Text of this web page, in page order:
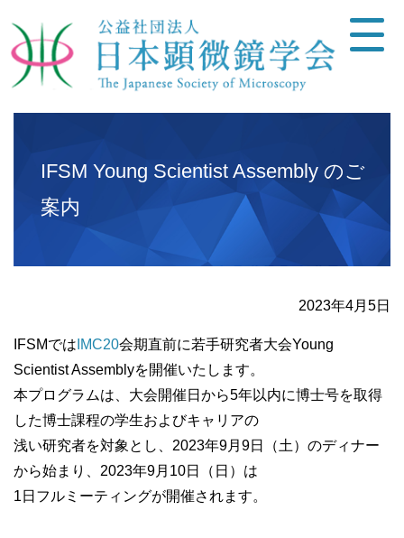
IFSM Young Scientist Assembly のご
案内
2023年4月5日
IFSMでは IMC20会期直前に若手研究者大会Young
Scientist Assemblyを開催いたします。
本プログラムは、大会開催日から5年以内に博士号を取得
した博士課程の学生およびキャリアの
浅い研究者を対象とし、2023年9月9日（土）のディナー
から始まり、2023年9月10日（日）は
1日フルミーティングが開催されます。